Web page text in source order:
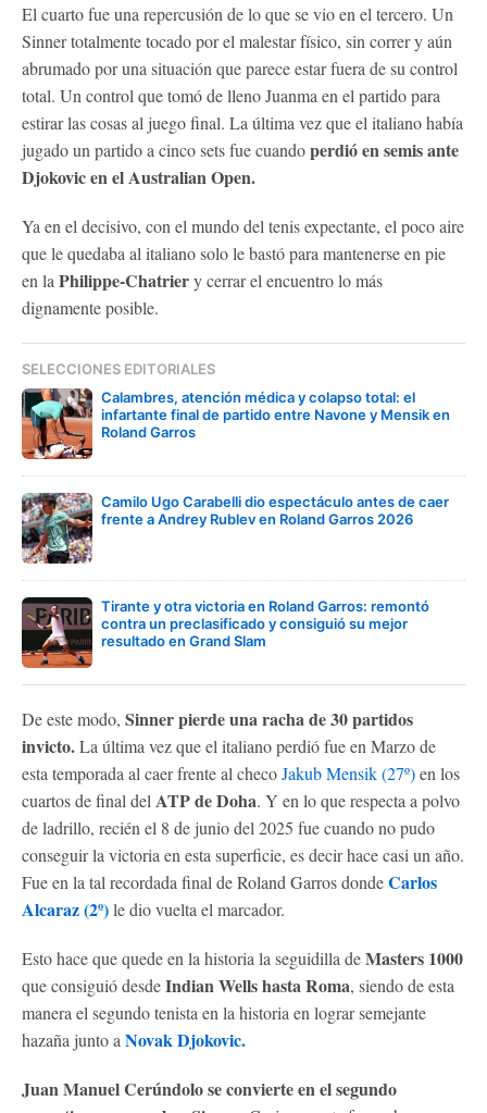
El cuarto fue una repercusión de lo que se vio en el tercero. Un
Sinner totalmente tocado por el malestar físico, sin correr y aún
abrumado por una situación que parece estar fuera de su control
total. Un control que tomó de lleno Juanma en el partido para
estirar las cosas al juego final. La última vez que el italiano había
jugado un partido a cinco sets fue cuandoperdió en semis ante
Djokovic en el Australian Open.
Ya en el decisivo, con el mundo del tenis expectante, el poco aire
que le quedaba al italiano solo le bastó para mantenerse en pie
en la Philippe-Chatriery cerrar el encuentro lo más
dignamente posible.
SELECCIONES EDITORIALES
Calambres, atención médica y colapso total: el
infartante final de partido entre Navone y Mensik en
Roland Garros
Camilo Ugo Carabelli dio espectáculo antes de caer
frente a Andrey Rublev en Roland Garros 2026
Tirante y otra victoria en Roland Garros: remontó
contra un preclasificado y consiguió su mejor
resultado en Grand Slam
De este modo, Sinner pierde una racha de 30 partidos
invicto.La última vez que el italiano perdió fue en Marzo de
esta temporada al caer frente al checoJakub Mensik (27º)en los
cuartos de final del ATP de Doha. Y en lo que respecta a polvo
de ladrillo, recién el 8 de junio del 2025 fue cuando no pudo
conseguir la victoria en esta superficie, es decir hace casi un año.
Fue en la tal recordada final de Roland Garros dondeCarlos
Alcaraz (2º)le dio vuelta el marcador.
Esto hace que quede en la historia la seguidilla deMasters 1000
que consiguió desdeIndian Wells hasta Roma, siendo de esta
manera el segundo tenista en la historia en lograr semejante
hazaña junto a Novak Djokovic.
Juan Manuel Cerúndolo se convierte en el segundo